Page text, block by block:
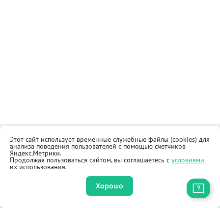
Контакты
Как купить
Общественная приёмная
Реквизиты
Оферта
Правила продажи товаров
Этот сайт использует временные служебные файлы (cookies) для
анализа поведения пользователей с помощью счетчиков
Яндекс.Метрики.
Продолжая пользоваться сайтом, вы соглашаетесь с условиями
их использования.
Хорошо